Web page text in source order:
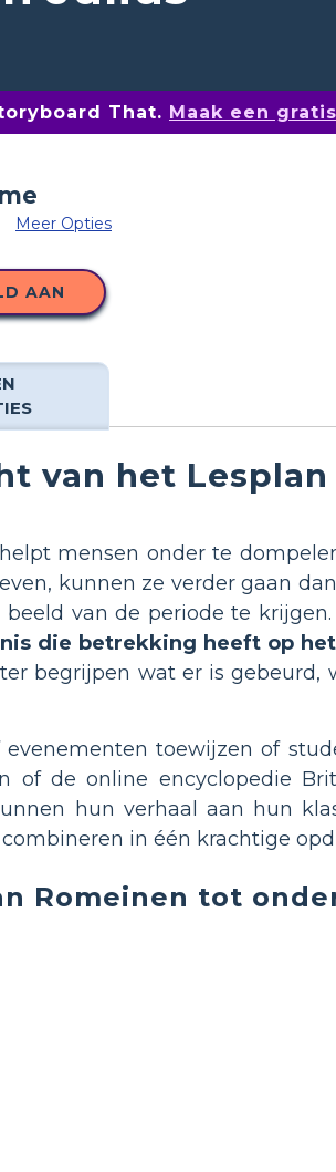
That. Maak een
Meer Opties
AAN
van het Lesplan
mensen onder te
kunnen ze verder gaan
van de periode te
die betrekking heeft op
begrijpen wat er is gebeurd,
toewijzen of
of de online encyclopedie
hun verhaal aan hun
in één krachtige
Romeinen tot